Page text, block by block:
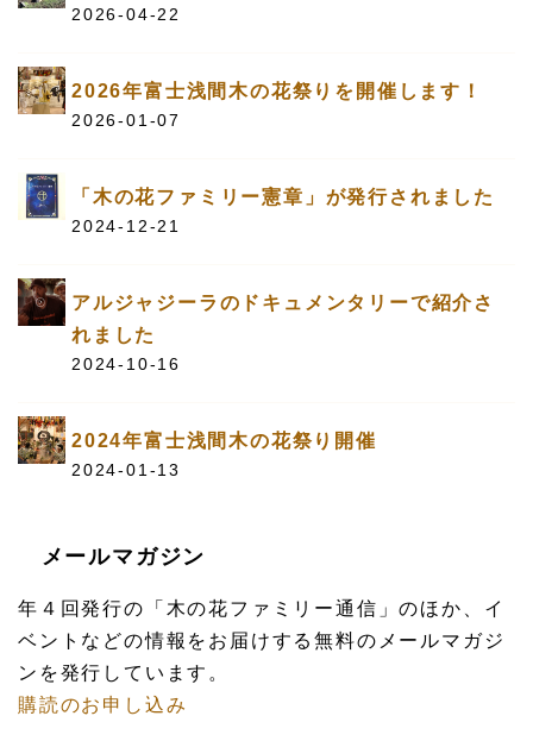
2026-04-22
2026年富士浅間木の花祭りを開催します！
2026-01-07
「木の花ファミリー憲章」が発行されました
2024-12-21
アルジャジーラのドキュメンタリーで紹介さ
れました
2024-10-16
2024年富士浅間木の花祭り開催
2024-01-13
メールマガジン
年４回発行の「木の花ファミリー通信」のほか、イ
ベントなどの情報をお届けする無料のメールマガジ
ンを発行しています。
購読のお申し込み